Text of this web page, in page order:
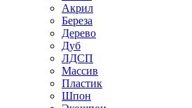
Акрил
Береза
Дерево
Дуб
ЛДСП
Массив
Пластик
Шпон